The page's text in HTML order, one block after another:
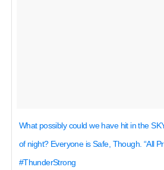
What possibly could we have hit in the
of night? Everyone is Safe, Though. “All
#ThunderStrong